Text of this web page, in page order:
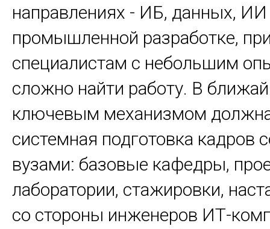
направлениях - ИБ, данных,
промышленной разработке,
специалистам с небольшим
сложно найти работу. В
ключевым механизмом
системная подготовка кадров
вузами: базовые кафедры,
лаборатории, стажировки,
со стороны инженеров ИТ-